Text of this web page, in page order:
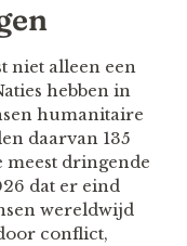
niet alleen een
hebben in
humanitaire
daarvan 135
dringende
dat er eind
wereldwijd
conflict,